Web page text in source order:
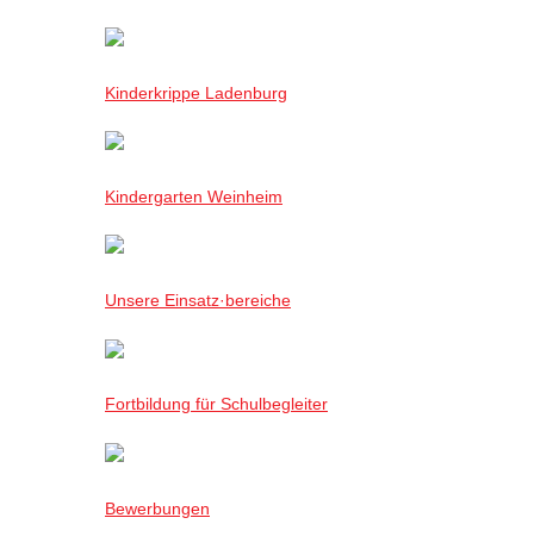
Kinderkrippe Ladenburg
Kindergarten Weinheim
Unsere Einsatz·bereiche
Fortbildung für Schulbegleiter
Bewerbungen